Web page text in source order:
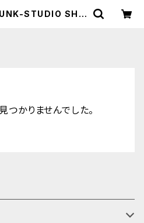
STUDIO SHO
つかりませんでした。